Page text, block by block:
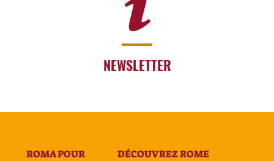
NEWSLETTER
ROMA POUR DÉCOUVREZ ROME